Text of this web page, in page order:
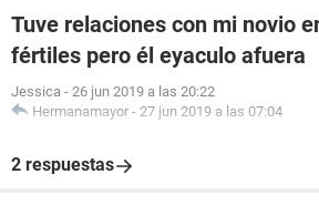
Tuve relaciones con mi novio
fértiles pero él eyaculo afuera
Jessica - 26 jun 2019 a las 20:22
Hermanamayor - 27 jun 2019 a las 07:04
2 respuestas